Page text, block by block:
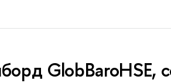
GlobBaroHSE,